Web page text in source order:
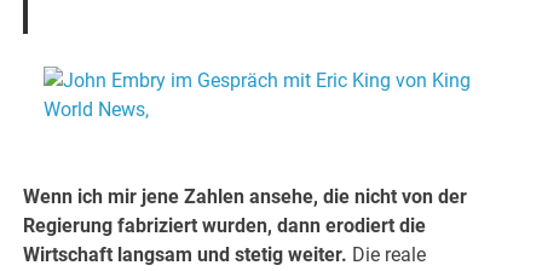
Wenn ich mir jene Zahlen ansehe, die nicht von der
Regierung fabriziert wurden, dann erodiert die
Wirtschaft langsam und stetig weiter. Die reale